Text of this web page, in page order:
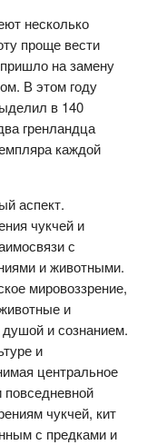
несколько
проще вести
на замену
В этом году
в 140
гренландца
каждой
аспект.
чукчей и
с
и животными.
мировоззрение,
и
и сознанием.
и
центральное
повседневной
чукчей, кит
с предками и